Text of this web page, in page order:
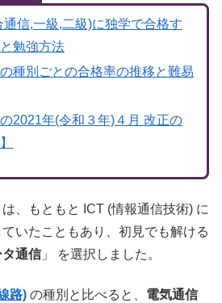
信,一級,二級)に独学で合格す
勉強方法
種別ごとの合格率の推移と難易
2021年(令和３年)４月 改正の
は、もともと ICT (情報通信技術) に
いたこともあり、初見でも解ける
タ通信」 を選択しました。
路) の種別と比べると、 電気通信